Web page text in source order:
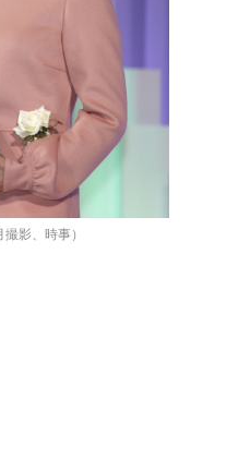
影、時事）